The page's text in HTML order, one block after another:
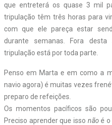
que entreterá os quase 3 mil
tripulação têm três horas para
com que ele pareça estar
durante semanas. Fora desta
tripulação está por toda parte.
Penso em Marta e em como a
navio agora) é muitas vezes
preparo de refeições.
Os momentos pacíficos são
Preciso aprender que isso nãoé o